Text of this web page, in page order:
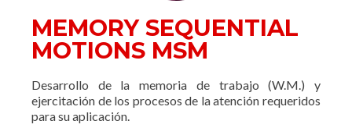
MEMORY SEQUENTIAL
MOTIONS MSM
Desarrollo de la memoria de trabajo (W.M.) y
ejercitación de los procesos de la atención requeridos
para su aplicación.